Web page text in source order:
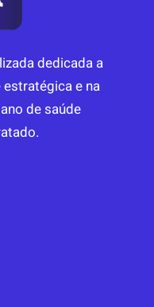
dedicada a
e na
de saúde